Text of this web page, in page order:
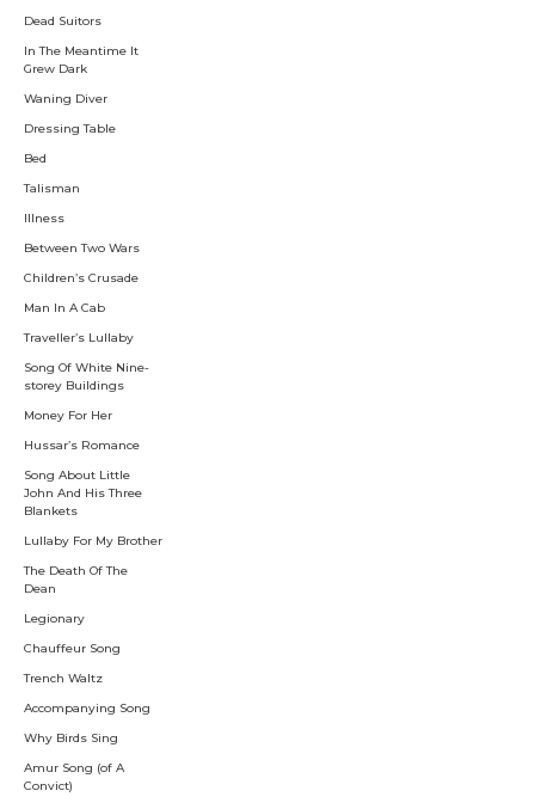
Dead Suitors
In The Meantime It
Grew Dark
Waning Diver
Dressing Table
Bed
Talisman
Illness
Between Two Wars
Children’s Crusade
Man In A Cab
Traveller’s Lullaby
Song Of White Nine-
storey Buildings
Money For Her
Hussar’s Romance
Song About Little
John And His Three
Blankets
Lullaby For My Brother
The Death Of The
Dean
Legionary
Chauffeur Song
Trench Waltz
Accompanying Song
Why Birds Sing
Amur Song (of A
Convict)